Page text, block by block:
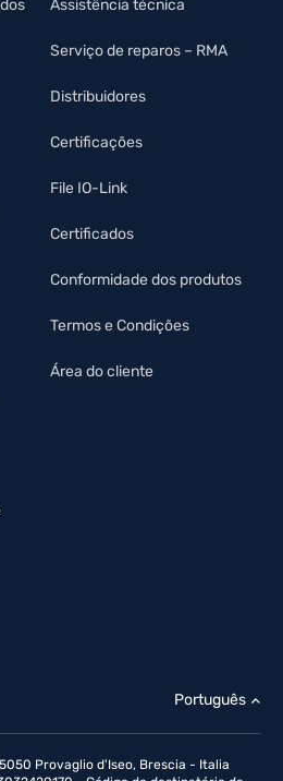
Assistência técnica
Serviço de reparos – RMA
Distribuidores
Certificações
File IO-Link
Certificados
Conformidade dos produtos
Termos e Condições
Área do cliente
Provaglio d'Iseo, Brescia - Italia
Português